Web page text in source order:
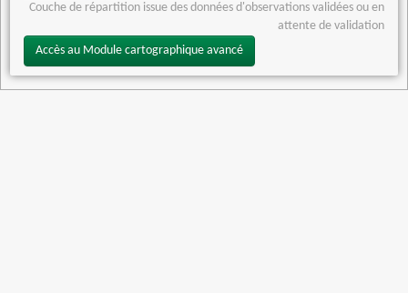
Couche de répartition issue des données d'observations validées ou en
attente de validation
Accès au Module cartographique avancé